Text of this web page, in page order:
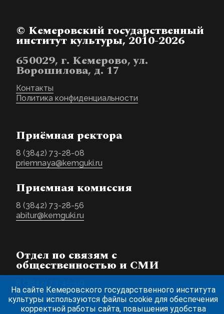
© Кемеровский государственный
институт культуры, 2010-2026
650029, г. Кемерово, ул.
Ворошилова, д. 17
Контакты
Политика конфиденциальности
Приёмная ректора
8 (3842) 73-28-08
priemnaya@kemguki.ru
Приемная комиссия
8 (3842) 73-28-56
abitur@kemguki.ru
Отдел по связям с
общественностью и СМИ
pr@kemguki.ru
На сайте Кемеровского государственного института
культуры используются файлы cookie для обеспечения
корректной работы сайта, повышения удобства